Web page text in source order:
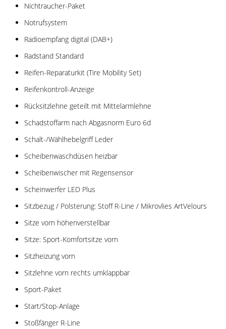
Nichtraucher-Paket
Notrufsystem
Radioempfang digital (DAB+)
Radstand Standard
Reifen-Reparaturkit (Tire Mobility Set)
Reifenkontroll-Anzeige
Rücksitzlehne geteilt mit Mittelarmlehne
Schadstoffarm nach Abgasnorm Euro 6d
Schalt-/Wählhebelgriff Leder
Scheibenwaschdüsen heizbar
Scheibenwischer mit Regensensor
Scheinwerfer LED Plus
Sitzbezug / Polsterung: Stoff R-Line / Mikrovlies ArtVelours
Sitze vorn höhenverstellbar
Sitze: Sport-Komfortsitze vorn
Sitzheizung vorn
Sitzlehne vorn rechts umklappbar
Sport-Paket
Start/Stop-Anlage
Stoßfänger R-Line